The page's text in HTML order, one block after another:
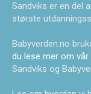
Sandviks er en del
største
Babyverden.no
du lese mer om
Sandviks og